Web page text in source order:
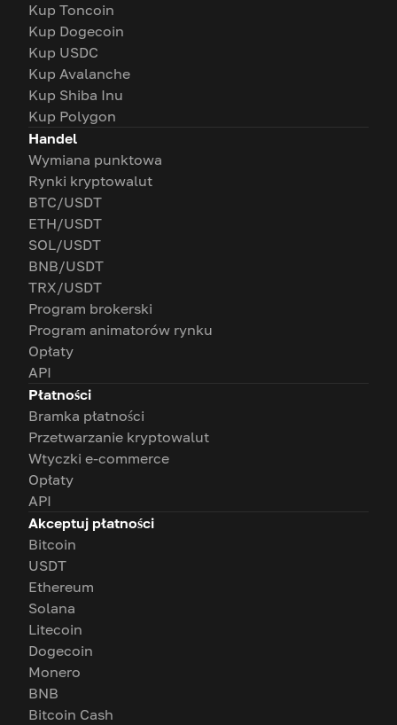
Kup Toncoin
Kup Dogecoin
Kup USDC
Kup Avalanche
Kup Shiba Inu
Kup Polygon
Handel
Wymiana punktowa
Rynki kryptowalut
BTC/USDT
ETH/USDT
SOL/USDT
BNB/USDT
TRX/USDT
Program brokerski
Program animatorów rynku
Opłaty
API
Płatności
Bramka płatności
Przetwarzanie kryptowalut
Wtyczki e-commerce
Opłaty
API
Akceptuj płatności
Bitcoin
USDT
Ethereum
Solana
Litecoin
Dogecoin
Monero
BNB
Bitcoin Cash